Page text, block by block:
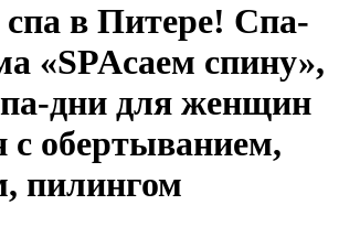
в Питере! Спа-
«SPAсаем спину»,
дни для женщин
обертыванием,
пилингом